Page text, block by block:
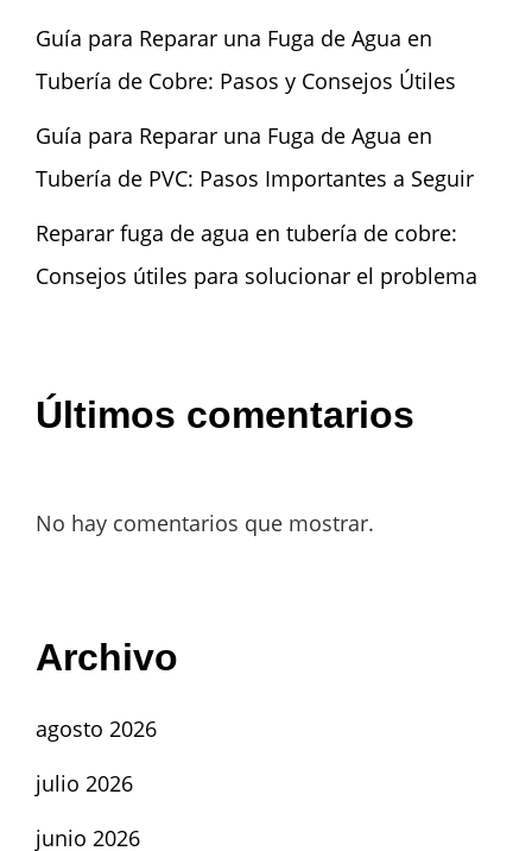
Guía para Reparar una Fuga de Agua en
Tubería de Cobre: Pasos y Consejos Útiles
Guía para Reparar una Fuga de Agua en
Tubería de PVC: Pasos Importantes a Seguir
Reparar fuga de agua en tubería de cobre:
Consejos útiles para solucionar el problema
Últimos comentarios
No hay comentarios que mostrar.
Archivo
agosto 2026
julio 2026
junio 2026